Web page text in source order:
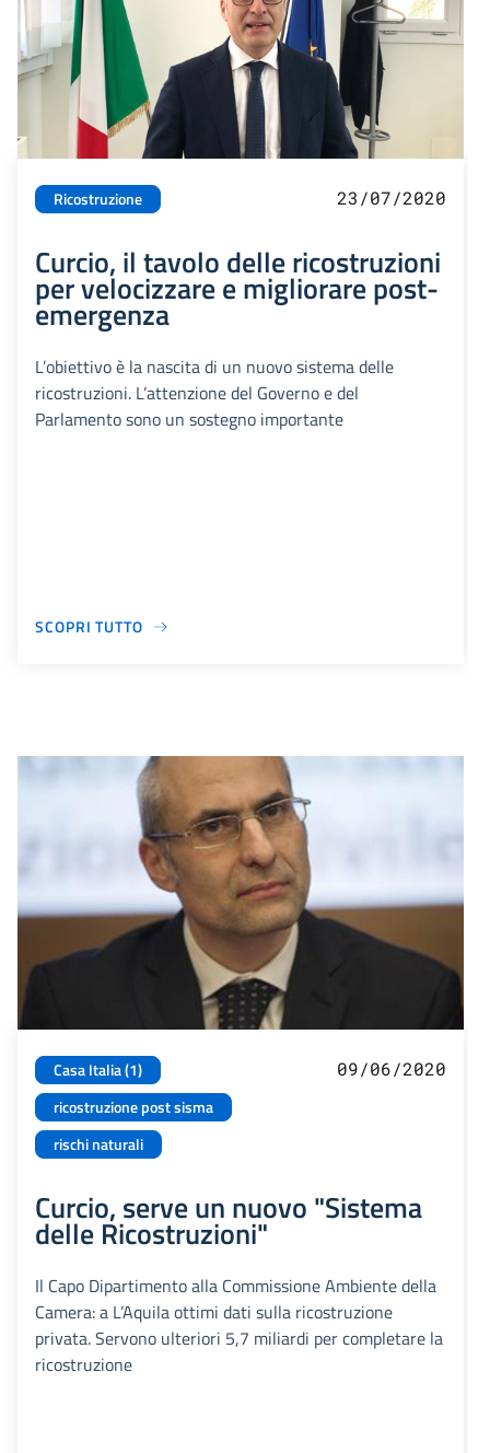
Ricostruzione 23/07/2020
Curcio, il tavolo delle ricostruzioni
per velocizzare e migliorare post-
emergenza
L’obiettivo è la nascita di un nuovo sistema delle
ricostruzioni. L’attenzione del Governo e del
Parlamento sono un sostegno importante
SCOPRI TUTTO
Casa Italia (1)
ricostruzione post sisma
rischi naturali
09/06/2020
Curcio, serve un nuovo "Sistema
delle Ricostruzioni"
Il Capo Dipartimento alla Commissione Ambiente della
Camera: a L’Aquila ottimi dati sulla ricostruzione
privata. Servono ulteriori 5,7 miliardi per completare la
ricostruzione